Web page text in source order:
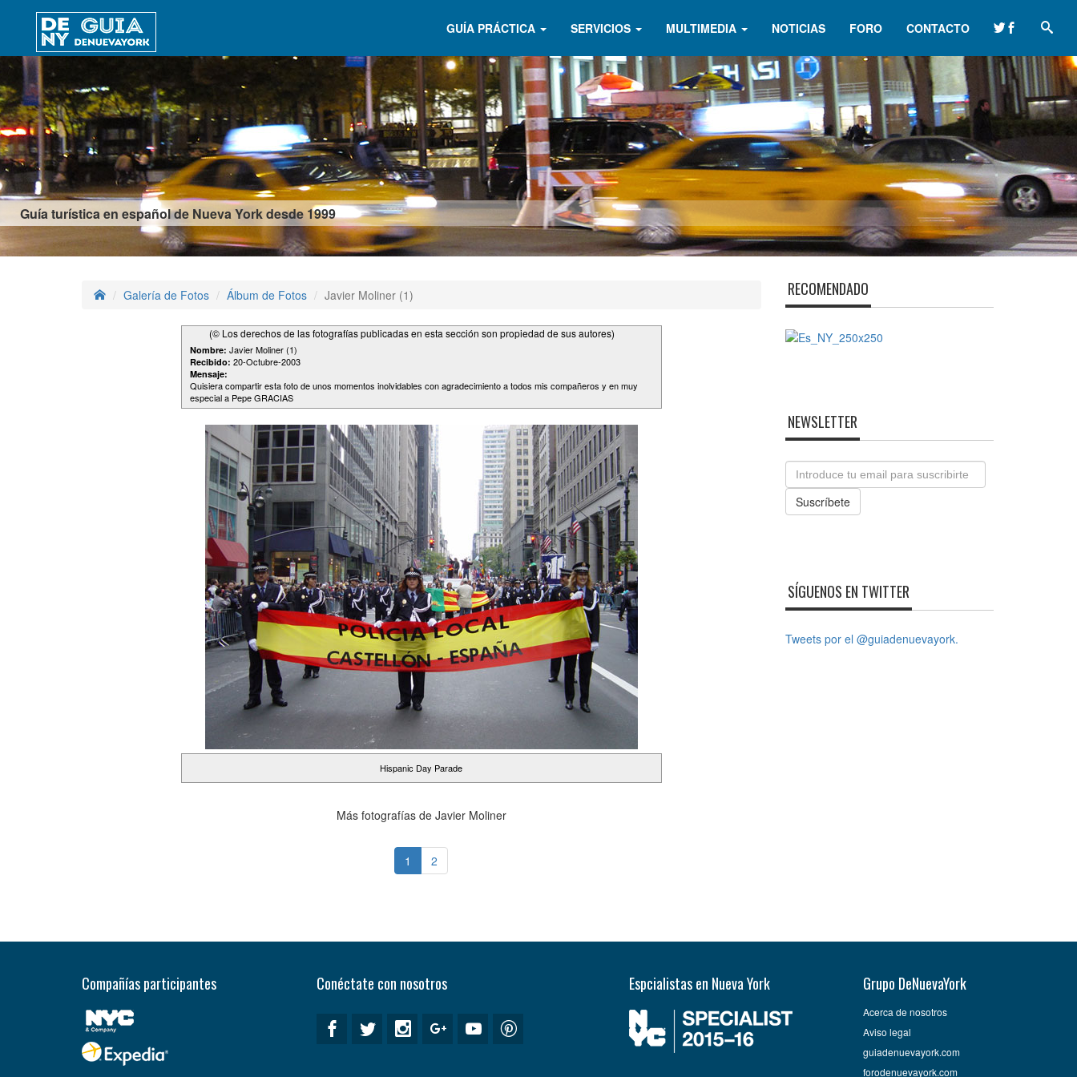
Guía turística en español de Nueva York desde 1999
GUÍA PRÁCTICA SERVICIOS MULTIMEDIA NOTICIAS FORO CONTACTO
Galería de Fotos Álbum de Fotos Javier Moliner (1)
(© Los derechos de las fotografías publicadas en esta sección son propiedad de sus autores)
Nombre: Javier Moliner (1)
Recibido: 20-Octubre-2003
Mensaje:
Quisiera compartir esta foto de unos momentos inolvidables con agradecimiento a todos mis compañeros y en muy
especial a Pepe GRACIAS
Hispanic Day Parade
Más fotografías de Javier Moliner
1 2
RECOMENDADO
NEWSLETTER
Email
Suscríbete
SÍGUENOS EN TWITTER
Tweets por el @guiadenuevayork.
Compañías participantes Conéctate con nosotros Espcialistas en Nueva York Grupo DeNuevaYork
Acerca de nosotros
Aviso legal
guiadenuevayork.com
forodenuevayork.com